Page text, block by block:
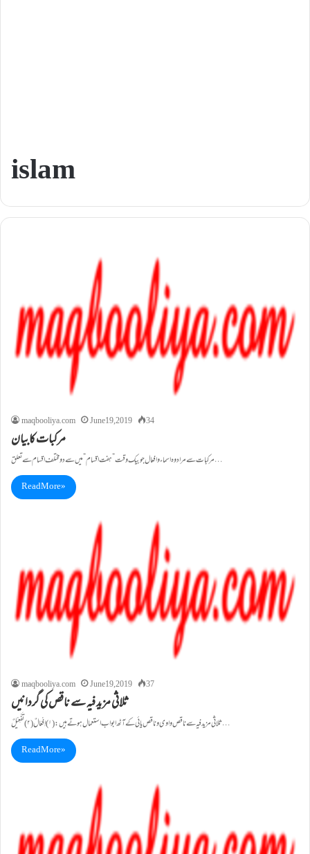
islam
maqbooliya.com June 19, 2019 34
مرکبات کابیان
مرکبات سے مراد وہ اسماء وافعال جو بیک وقت” ہفت اقسام ”میں سے دو مختلف اقسام سے تعلق…
Read More »
maqbooliya.com June 19, 2019 37
ثلاثی مزید فیہ سے ناقص کی گردانیں
ثلاثی مزیدفیہ سے ناقص واوی وناقص یائی کے آٹھ ابواب استعمال ہوتے ہیں : (۱)اِفْعَالٌ (۲)تَفْعِیْلٌ…
Read More »